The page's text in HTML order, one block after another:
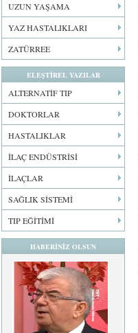
UZUN YAŞAMA
YAZ HASTALIKLARI
ZATÜRREE
ELEŞTİREL YAZILAR
ALTERNATİF TIP
DOKTORLAR
HASTALIKLAR
İLAÇ ENDÜSTRİSİ
İLAÇLAR
SAĞLIK SİSTEMİ
TIP EĞİTİMİ
HABERİNİZ OLSUN